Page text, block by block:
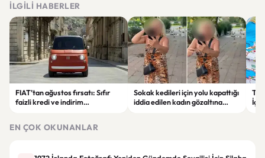
İLGILI HABERLER
FIAT’tan ağustos fırsatı: Sıfır
faizli kredi ve indirim
Sokak kedileri için yolu kapattığı
iddia edilen kadın gözaltına
İçin
EN ÇOK OKUNANLAR